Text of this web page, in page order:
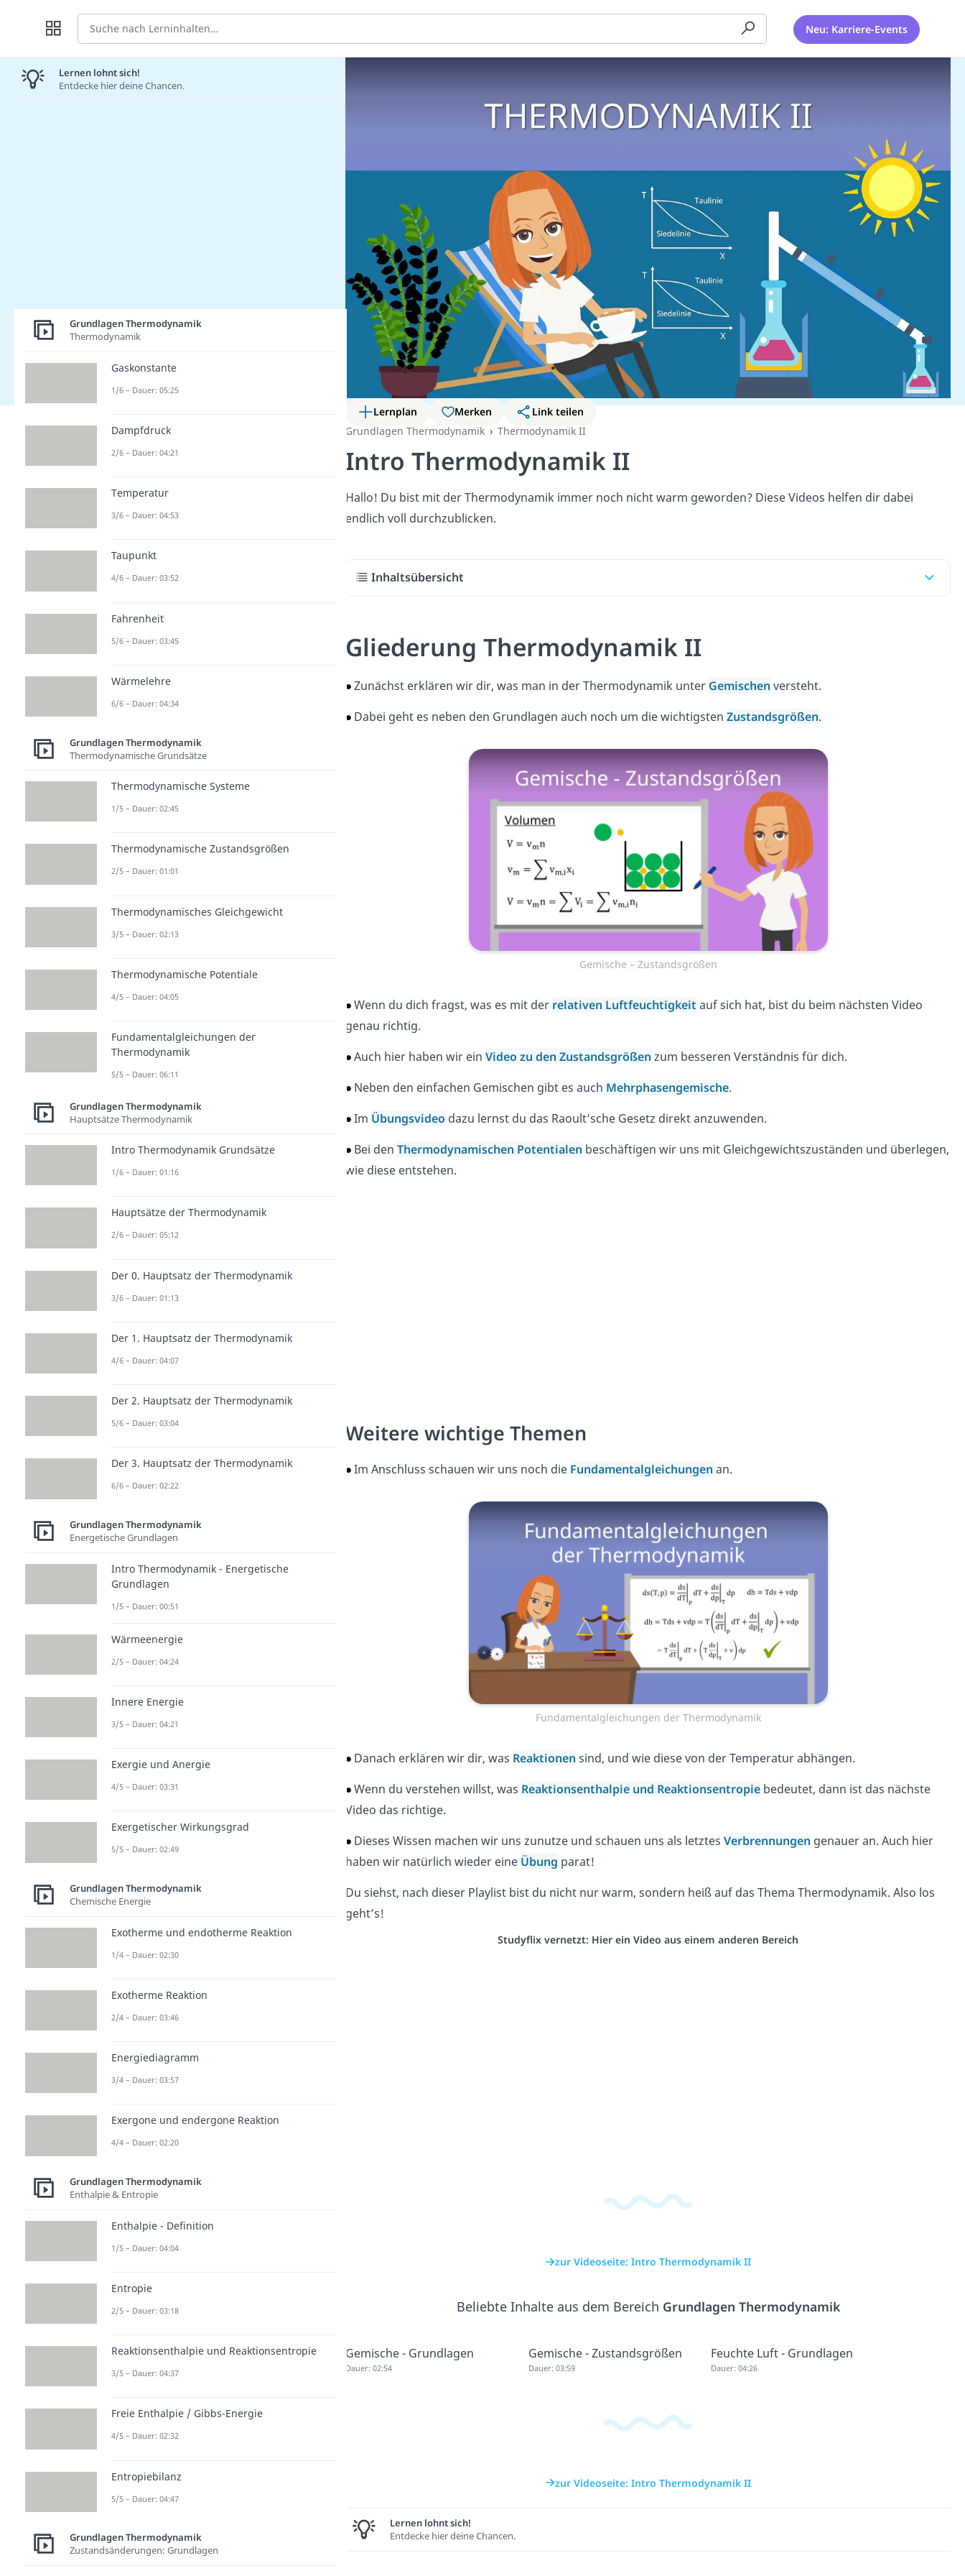
Suche Neu: Karriere-Events
Lernplan Merken
Link teilen
Grundlagen Thermodynamik
Thermodynamik II
Intro Thermodynamik II
Hallo! Du bist mit der Thermodynamik immer noch nicht warm geworden? Diese Videos helfen dir dabei
endlich voll durchzublicken.
Inhaltsübersicht
Gliederung Thermodynamik II
Zunächst erklären wir dir, was man in der Thermodynamik unter Gemischen versteht.
Dabei geht es neben den Grundlagen auch noch um die wichtigstenZustandsgrößen.
Gemische – Zustandsgrößen
Wenn du dich fragst, was es mit der relativen Luftfeuchtigkeit auf sich hat, bist du beim nächsten Video
genau richtig.
Auch hier haben wir einVideo zu den Zustandsgrößen zum besseren Verständnis für dich.
Neben den einfachen Gemischen gibt es auch Mehrphasengemische.
Im Übungsvideo dazu lernst du das Raoult’sche Gesetz direkt anzuwenden.
Bei denThermodynamischen Potentialen beschäftigen wir uns mit Gleichgewichtszuständen und überlegen,
wie diese entstehen.
Weitere wichtige Themen
Im Anschluss schauen wir uns noch die Fundamentalgleichungen an.
Fundamentalgleichungen der Thermodynamik
Danach erklären wir dir, was Reaktionen sind, und wie diese von der Temperatur abhängen.
Wenn du verstehen willst, was Reaktionsenthalpie und Reaktionsentropie bedeutet, dann ist das nächste
Video das richtige.
Dieses Wissen machen wir uns zunutze und schauen uns als letztesVerbrennungen genauer an. Auch hier
haben wir natürlich wieder eine Übung parat!
Du siehst, nach dieser Playlist bist du nicht nur warm, sondern heiß auf das Thema Thermodynamik. Also los
geht’s!
Studyflix vernetzt: Hier ein Video aus einem anderen Bereich
zur Videoseite: Intro Thermodynamik II
Beliebte Inhalte aus dem Bereich Grundlagen Thermodynamik
Gemische - Grundlagen
Dauer: 02:54
Gemische - Zustandsgrößen
Dauer: 03:59
Feuchte Luft - Grundlagen
Dauer: 04:26
zur Videoseite: Intro Thermodynamik II
Lernen lohnt sich!
Entdecke hier deine Chancen.
Lernen lohnt sich!
Entdecke hier deine Chancen.
Grundlagen Thermodynamik
Thermodynamik
Gaskonstante
1/6 – Dauer: 05:25
Dampfdruck
2/6 – Dauer: 04:21
Temperatur
3/6 – Dauer: 04:53
Taupunkt
4/6 – Dauer: 03:52
Fahrenheit
5/6 – Dauer: 03:45
Wärmelehre
6/6 – Dauer: 04:34
Grundlagen Thermodynamik
Thermodynamische Grundsätze
Thermodynamische Systeme
1/5 – Dauer: 02:45
Thermodynamische Zustandsgrößen
2/5 – Dauer: 01:01
Thermodynamisches Gleichgewicht
3/5 – Dauer: 02:13
Thermodynamische Potentiale
4/5 – Dauer: 04:05
Fundamentalgleichungen der
Thermodynamik
5/5 – Dauer: 06:11
Grundlagen Thermodynamik
Hauptsätze Thermodynamik
Intro Thermodynamik Grundsätze
1/6 – Dauer: 01:16
Hauptsätze der Thermodynamik
2/6 – Dauer: 05:12
Der 0. Hauptsatz der Thermodynamik
3/6 – Dauer: 01:13
Der 1. Hauptsatz der Thermodynamik
4/6 – Dauer: 04:07
Der 2. Hauptsatz der Thermodynamik
5/6 – Dauer: 03:04
Der 3. Hauptsatz der Thermodynamik
6/6 – Dauer: 02:22
Grundlagen Thermodynamik
Energetische Grundlagen
Intro Thermodynamik - Energetische
Grundlagen
1/5 – Dauer: 00:51
Wärmeenergie
2/5 – Dauer: 04:24
Innere Energie
3/5 – Dauer: 04:21
Exergie und Anergie
4/5 – Dauer: 03:31
Exergetischer Wirkungsgrad
5/5 – Dauer: 02:49
Grundlagen Thermodynamik
Chemische Energie
Exotherme und endotherme Reaktion
1/4 – Dauer: 02:30
Exotherme Reaktion
2/4 – Dauer: 03:46
Energiediagramm
3/4 – Dauer: 03:57
Exergone und endergone Reaktion
4/4 – Dauer: 02:20
Grundlagen Thermodynamik
Enthalpie & Entropie
Enthalpie - Definition
1/5 – Dauer: 04:04
Entropie
2/5 – Dauer: 03:18
Reaktionsenthalpie und Reaktionsentropie
3/5 – Dauer: 04:37
Freie Enthalpie / Gibbs-Energie
4/5 – Dauer: 02:32
Entropiebilanz
5/5 – Dauer: 04:47
Grundlagen Thermodynamik
Zustandsänderungen: Grundlagen